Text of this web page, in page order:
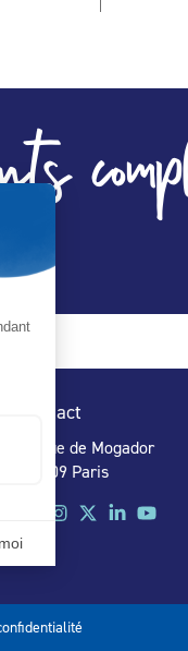
Contact
32 rue de Mogador
75 009 Paris